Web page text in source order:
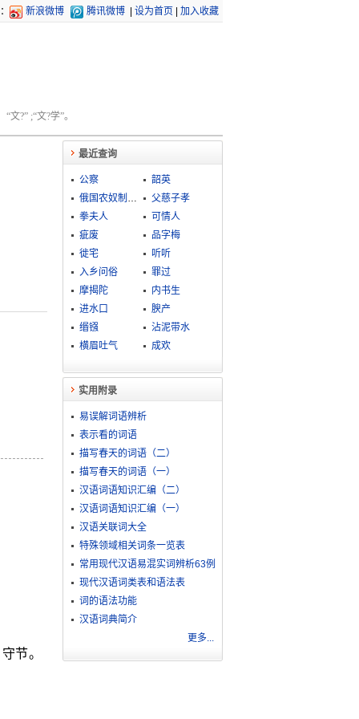
新浪微博 腾讯微博 设为首页 加入收藏
?” ;“文?学”。
节。
最近查询
公察
韶英
俄国农奴制改革
父慈子孝
拳夫人
可情人
疵废
品字梅
徙宅
听听
入乡问俗
罪过
摩揭陀
内书生
进水口
腴产
缗镪
沾泥带水
横眉吐气
成欢
实用附录
易误解词语辨析
表示看的词语
描写春天的词语（二）
描写春天的词语（一）
汉语词语知识汇编（二）
汉语词语知识汇编（一）
汉语关联词大全
特殊领域相关词条一览表
常用现代汉语易混实词辨析63例
现代汉语词类表和语法表
词的语法功能
汉语词典简介
更多...